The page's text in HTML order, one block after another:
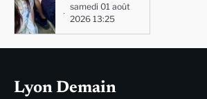
samedi 01 août
2026 13:25
Lyon Demain